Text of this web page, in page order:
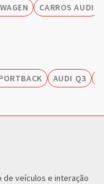
CARROS AUDI
AUDI Q3
de veículos e interação